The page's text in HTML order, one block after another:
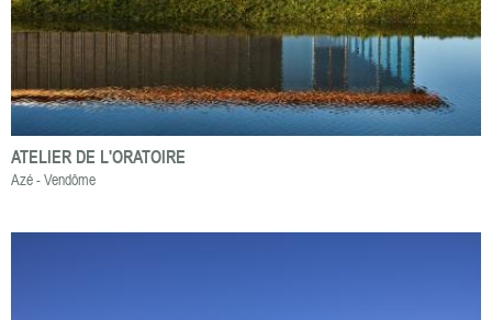
ATELIER DE L'ORATOIRE
Azé - Vendôme